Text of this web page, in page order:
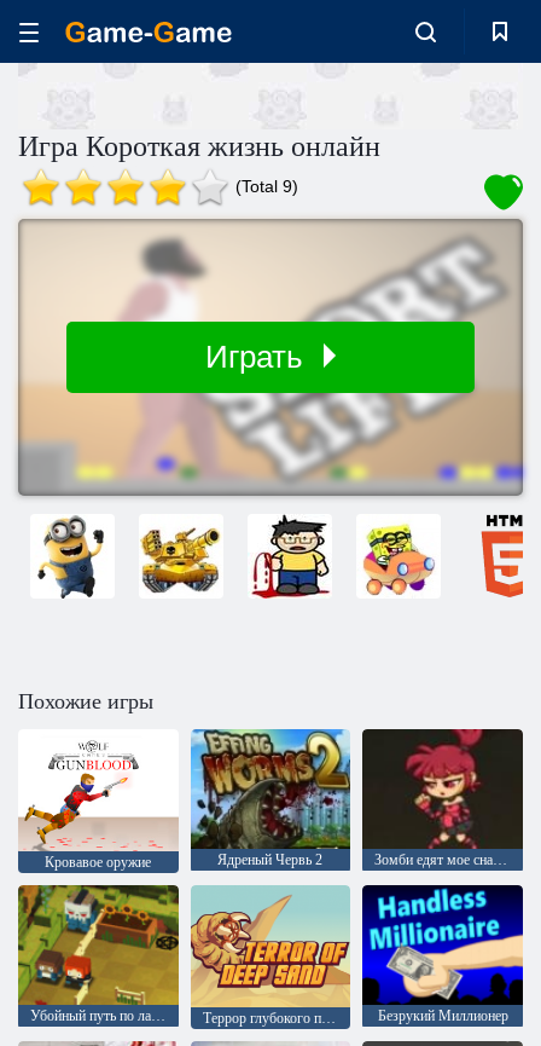
Игра Короткая жизнь онлайн
(Total 9)
Играть
Похожие игры
Кровавое оружие Ядреный Червь 2 Зомби едят мое снабжение
Убойный путь по лагерю Террор глубокого песка Безрукий Миллионер